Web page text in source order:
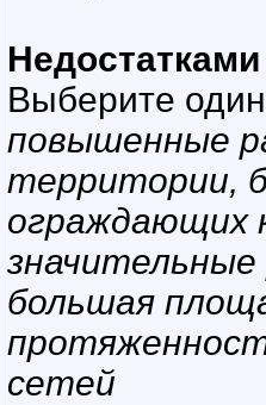
Выберите
повышенные
территории,
ограждающих
большая
сетей